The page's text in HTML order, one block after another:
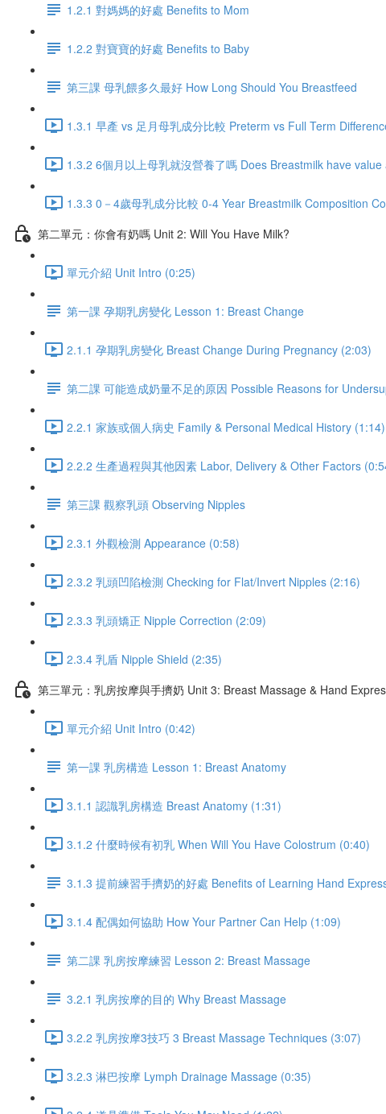
1.2.1 對媽媽的好處 Benefits to Mom
1.2.2 對寶寶的好處 Benefits to Baby
第三課 母乳餵多久最好 How Long Should You Breastfeed
1.3.1 早產 vs 足月母乳成分比較 Preterm vs Full Term
1.3.2 6個月以上母乳就沒營養了嗎 Does Breastmilk have
1.3.3 0－4歲母乳成分比較 0-4 Year Breastmilk Composition
第二單元：你會有奶嗎 Unit 2: Will You Have Milk?
單元介紹 Unit Intro (0:25)
第一課 孕期乳房變化 Lesson 1: Breast Change
2.1.1 孕期乳房變化 Breast Change During Pregnancy (2:03)
第二課 可能造成奶量不足的原因 Possible Reasons for
2.2.1 家族或個人病史 Family & Personal Medical History (1:14)
2.2.2 生產過程與其他因素 Labor, Delivery & Other Factors
第三課 觀察乳頭 Observing Nipples
2.3.1 外觀檢測 Appearance (0:58)
2.3.2 乳頭凹陷檢測 Checking for Flat/Invert Nipples (2:16)
2.3.3 乳頭矯正 Nipple Correction (2:09)
2.3.4 乳盾 Nipple Shield (2:35)
第三單元：乳房按摩與手擠奶 Unit 3: Breast Massage & Hand
單元介紹 Unit Intro (0:42)
第一課 乳房構造 Lesson 1: Breast Anatomy
3.1.1 認識乳房構造 Breast Anatomy (1:31)
3.1.2 什麼時候有初乳 When Will You Have Colostrum (0:40)
3.1.3 提前練習手擠奶的好處 Benefits of Learning Hand
3.1.4 配偶如何協助 How Your Partner Can Help (1:09)
第二課 乳房按摩練習 Lesson 2: Breast Massage
3.2.1 乳房按摩的目的 Why Breast Massage
3.2.2 乳房按摩3技巧 3 Breast Massage Techniques (3:07)
3.2.3 淋巴按摩 Lymph Drainage Massage (0:35)